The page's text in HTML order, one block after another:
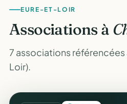
EURE-ET-LOIR
Associations à
7 associations
Loir).